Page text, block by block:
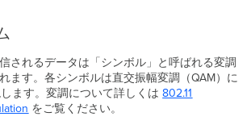
されるデータは「シンボル」と呼ばれる変調
ます。各シンボルは直交振幅変調（QAM）に
ます。変調について詳しくは802.11
をご覧ください。